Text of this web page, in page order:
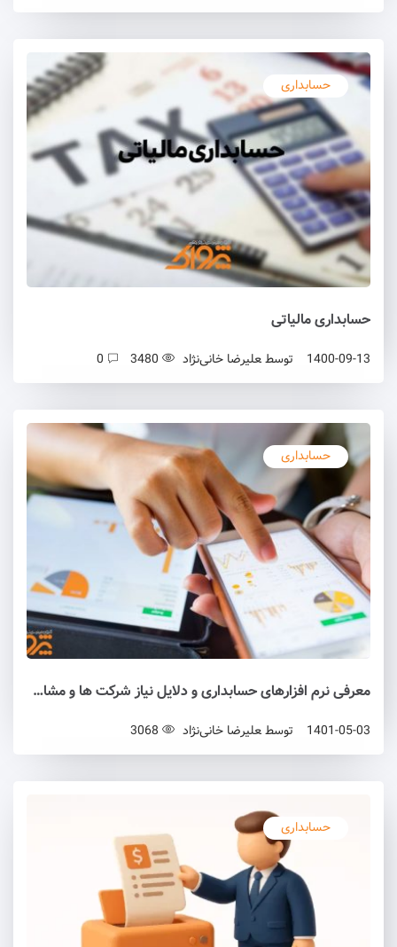
حسابداری
حسابداری مالیاتی
1400-09-13 توسط علیرضا خانی‌نژاد
حسابداری
معرفی نرم ‌افزارهای حسابداری و دلایل نیاز شرکت ‌ها و مشاغل به آنها
1401-05-03 توسط علیرضا خانی‌نژاد
حسابداری